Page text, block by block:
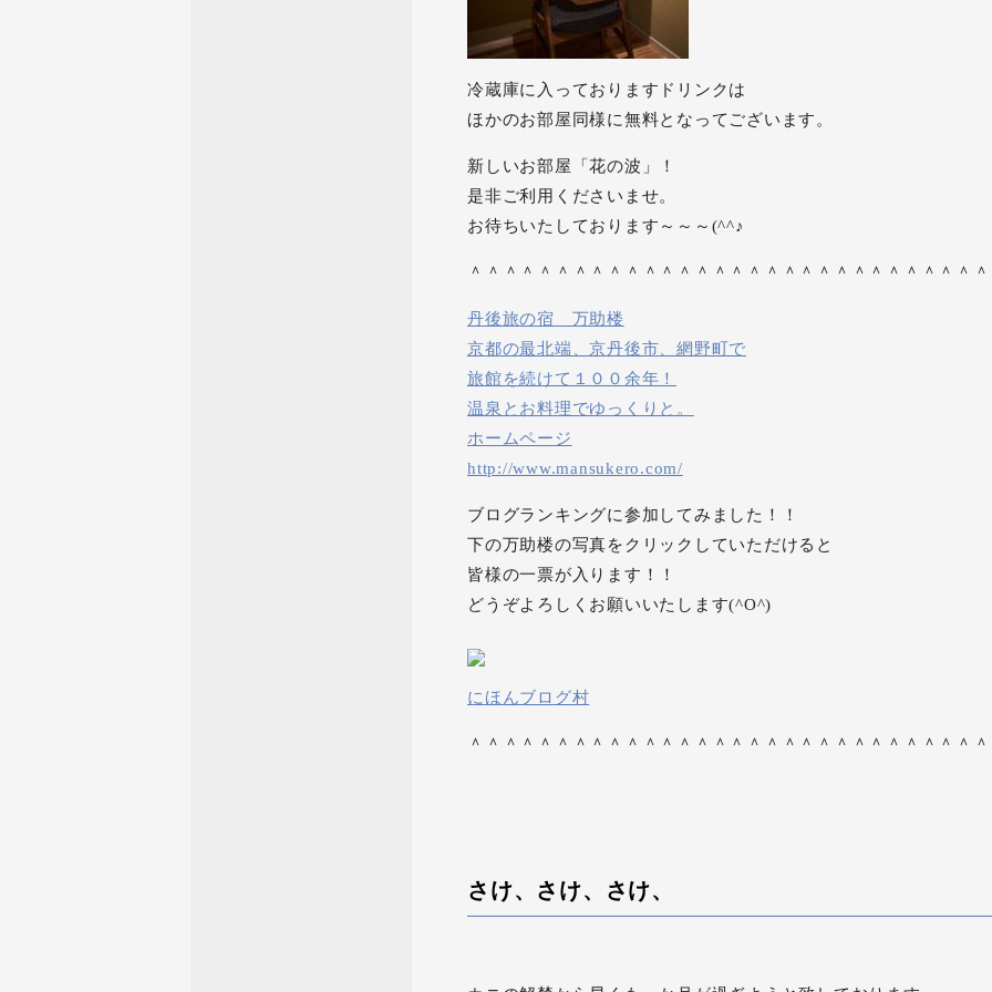
冷蔵庫に入っておりますドリンクは
ほかのお部屋同様に無料となってございます。
新しいお部屋「花の波」！
是非ご利用くださいませ。
お待ちいたしております～～～(^^♪
＾＾＾＾＾＾＾＾＾＾＾＾＾＾＾＾＾＾＾＾＾＾＾＾＾＾＾＾＾
丹後旅の宿 万助楼
京都の最北端、京丹後市、網野町で
旅館を続けて１００余年！
温泉とお料理でゆっくりと。
ホームページ
http://www.mansukero.com/
ブログランキングに参加してみました！！
下の万助楼の写真をクリックしていただけると
皆様の一票が入ります！！
どうぞよろしくお願いいたします(^O^)
にほんブログ村
＾＾＾＾＾＾＾＾＾＾＾＾＾＾＾＾＾＾＾＾＾＾＾＾＾＾＾＾＾
さけ、さけ、さけ、